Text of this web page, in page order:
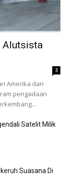
Alutsista
3
Amerika dan
pengadaan
Satelit Milik
Suasana Di